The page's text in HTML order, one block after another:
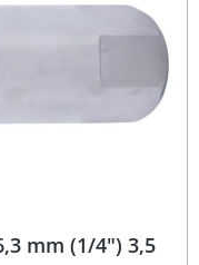
mm (1/4") 3,5